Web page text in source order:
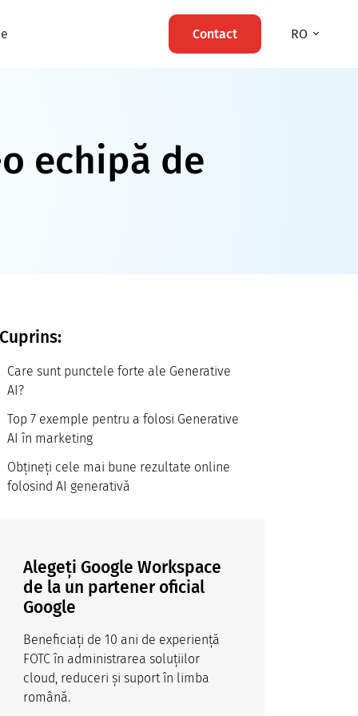
Contact RO
echipă de
Cuprins:
Care sunt punctele forte ale Generative
AI?
Top 7 exemple pentru a folosi Generative
AI în marketing
Obțineți cele mai bune rezultate online
folosind AI generativă
Alegeți Google Workspace
de la un partener oficial
Google
Beneficiați de 10 ani de experiență
FOTC în administrarea soluțiilor
cloud, reduceri și suport în limba
română.